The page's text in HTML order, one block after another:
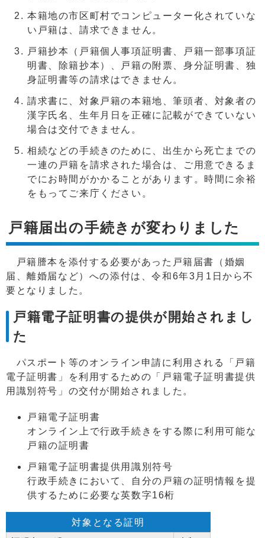
本籍地の市区町村でコンピューター化されていな
い戸籍は、請求できません。
戸籍抄本（戸籍個人事項証明書、戸籍一部事項証
明書、除籍抄本）、戸籍の附票、身分証明書、独
身証明書等の請求はできません。
請求書に、対象戸籍の本籍地、筆頭者、対象者の
漢字氏名、生年月日を正確に記載ができていない
場合は交付できません。
相続などの手続きのために、出生から死亡までの
一連の戸籍を請求された場合は、ご用意できるま
でにお時間がかかることがあります。時間に余裕
をもってご来庁ください。
戸籍届出の手続きが変わりました
戸籍謄本を添付する必要があった戸籍届書（婚姻
届、離婚届など）への添付は、令和6年3月1日から不
要となりました。
戸籍電子証明書の提供が開始されまし
た
パスポート等のオンライン申請に利用される「戸籍
電子証明書」を利用するための「戸籍電子証明書提供
用識別符号」の交付が開始されました。
戸籍電子証明書
オンライン上で行政手続きをする際に利用可能な
戸籍の証明書
戸籍電子証明書提供用識別符号
行政手続きにおいて、自分の戸籍の証明情報を提
供するために必要な英数字16桁
対象となる証明